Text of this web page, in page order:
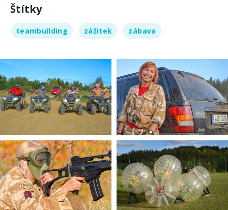
Štítky
teambuilding zážitek zábava